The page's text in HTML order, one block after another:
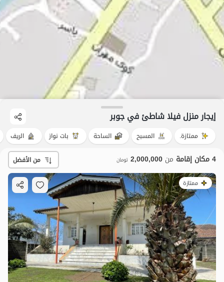
إيجار منزل فيلا شاطئ في جوبر
ممتازة. المسبح الساحة بات نواز الريف
4 مكان إقامة من 2,000,000 تومان من الأفضل
ممتازة